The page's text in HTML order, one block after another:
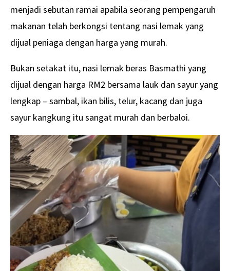
menjadi sebutan ramai apabila seorang pempengaruh
makanan telah berkongsi tentang nasi lemak yang
dijual peniaga dengan harga yang murah.
Bukan setakat itu, nasi lemak beras Basmathi yang
dijual dengan harga RM2 bersama lauk dan sayur yang
lengkap – sambal, ikan bilis, telur, kacang dan juga
sayur kangkung itu sangat murah dan berbaloi.